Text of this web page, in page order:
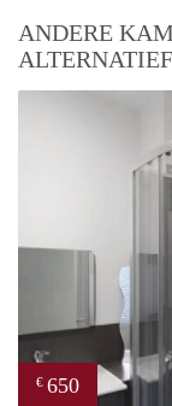
ANDERE
€ 650